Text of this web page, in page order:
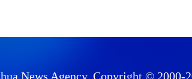
News Agency. Copyright © 2000-